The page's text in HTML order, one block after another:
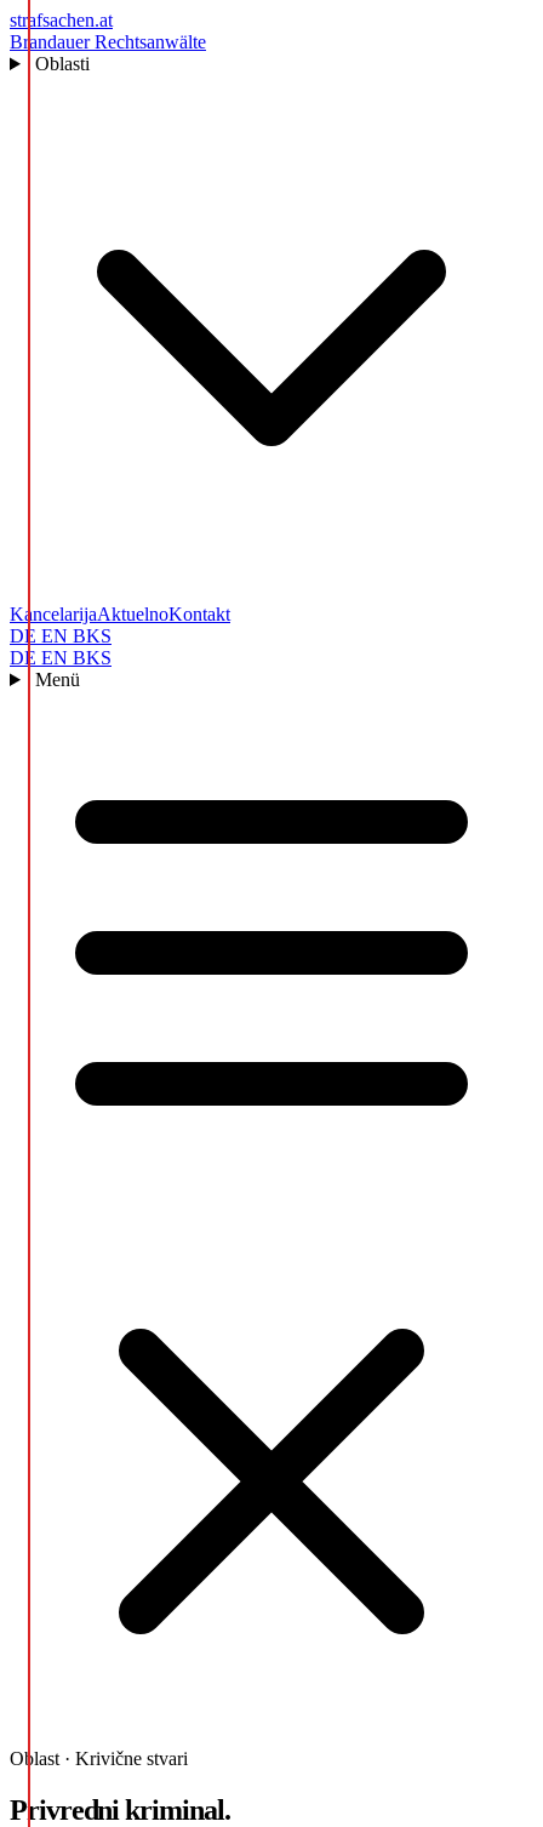
strafsachen.at
Brandauer Rechtsanwälte
Oblasti
KancelarijaAktuelnoKontakt
DE EN BKS
DE EN BKS
Menü
Oblast · Krivične stvari
Privredni kriminal.